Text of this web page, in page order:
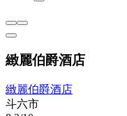
緻麗伯爵酒店
緻麗伯爵酒店
斗六市